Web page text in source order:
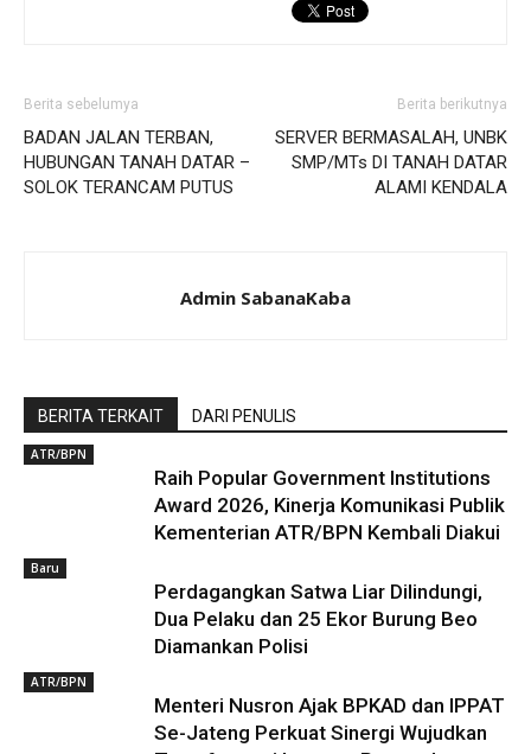
Berita sebelumya
BADAN JALAN TERBAN,
HUBUNGAN TANAH DATAR –
SOLOK TERANCAM PUTUS
Berita berikutnya
SERVER BERMASALAH, UNBK
SMP/MTs DI TANAH DATAR
ALAMI KENDALA
Admin SabanaKaba
BERITA TERKAIT DARI PENULIS
ATR/BPN
Raih Popular Government Institutions
Award 2026, Kinerja Komunikasi Publik
Kementerian ATR/BPN Kembali Diakui
Baru
Perdagangkan Satwa Liar Dilindungi,
Dua Pelaku dan 25 Ekor Burung Beo
Diamankan Polisi
ATR/BPN
Menteri Nusron Ajak BPKAD dan IPPAT
Se-Jateng Perkuat Sinergi Wujudkan